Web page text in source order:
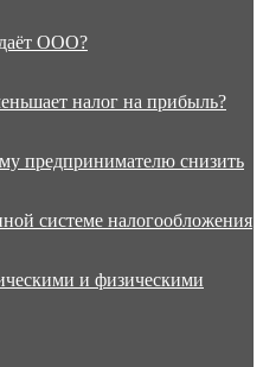
ООО?
налог на прибыль?
предпринимателю снизить
системе налогообложения
и физическими